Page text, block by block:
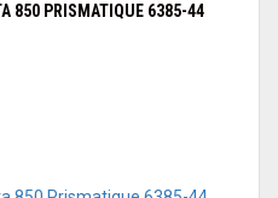
PRISMATIQUE 6385-44